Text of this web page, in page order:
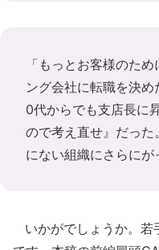
「もっとお客様のた
ング会社に転職を決
0代からでも支店長に
ので考え直せ』だっ
にない組織にさらにが
いかがでしょうか。若